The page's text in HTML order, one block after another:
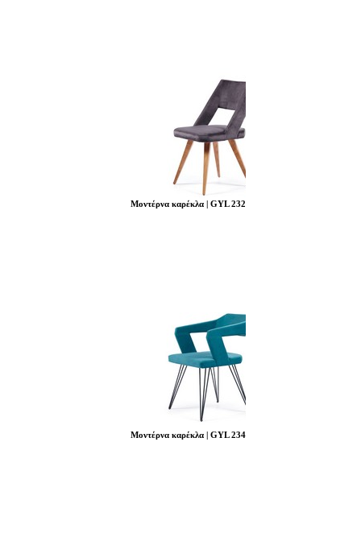
Μοντέρνα καρέκλα | GYL 232
Μοντέρνα καρέκλα | GYL 234